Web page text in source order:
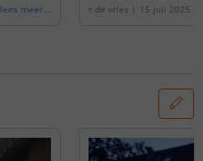
lees meer... r.de vries | 15 juli 2025